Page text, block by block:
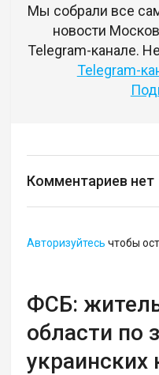
Мы собрали все
новости
Telegram-канале.
Telegram-
Комментариев нет
Авторизуйтесь чтобы
ФСБ:
области по
украинских